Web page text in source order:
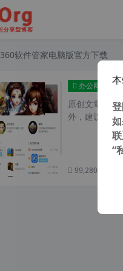
360软件管家电脑版官方下载
办公网络
原创文章，
外，建议避开
99,280 次浏览
“